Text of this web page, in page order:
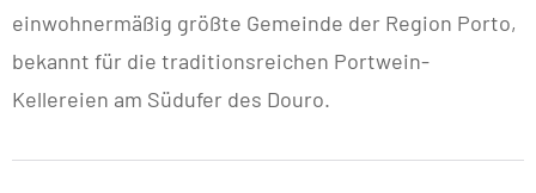
einwohnermäßig größte Gemeinde der Region Porto,
bekannt für die traditionsreichen Portwein-
Kellereien am Südufer des Douro.